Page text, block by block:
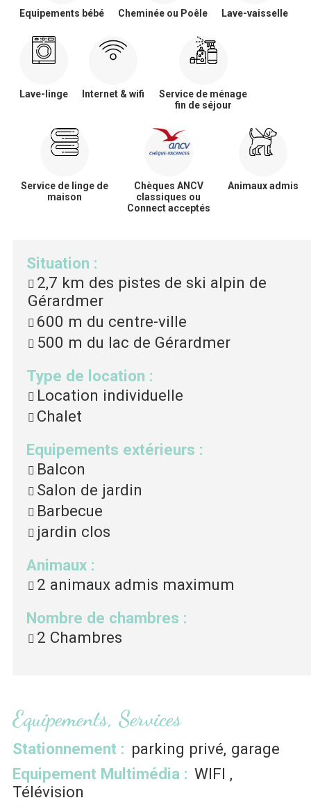
Equipements bébé Cheminée ou Poêle Lave-vaisselle
Lave-linge Internet & wifi
Service de ménage
fin de séjour
Service de linge de
maison
Chèques ANCV
classiques ou
Connect acceptés
Animaux admis
Situation :
2,7 km des pistes de ski alpin de
Gérardmer
600 m du centre-ville
500 m du lac de Gérardmer
Type de location :
Location individuelle
Chalet
Equipements extérieurs :
Balcon
Salon de jardin
Barbecue
jardin clos
Animaux :
2 animaux admis maximum
Nombre de chambres :
2 Chambres
Equipements, Services
Stationnement : parking privé garage
Equipement Multimédia : WIFI
Télévision